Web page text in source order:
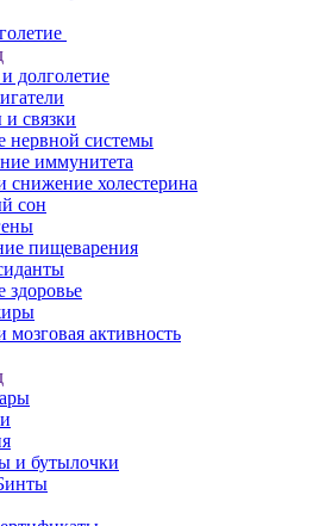
долголетие
связки
нервной системы
иммунитета
снижение холестерина
сон
пищеварения
здоровье
мозговая активность
и бутылочки